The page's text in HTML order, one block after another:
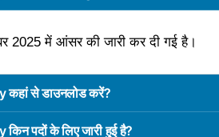
2025 में आंसर की जारी कर दी गई है।
से डाउनलोड करें?
पदों के लिए जारी हुई है?